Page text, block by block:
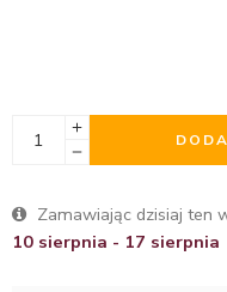
Zamawiając dzisiaj ten
10 sierpnia - 17 sierpnia